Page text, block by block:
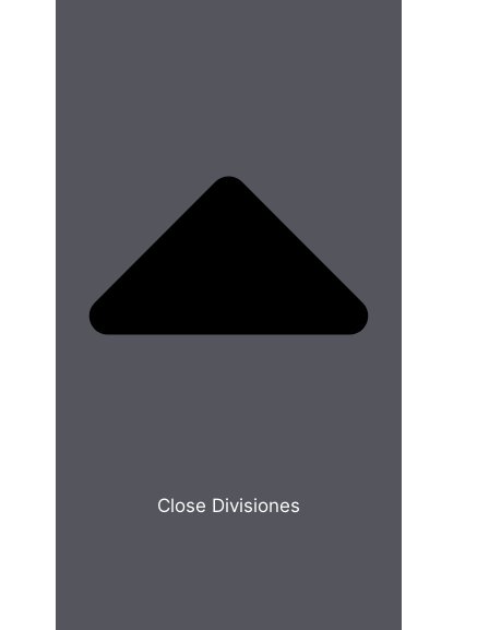
Close Divisiones